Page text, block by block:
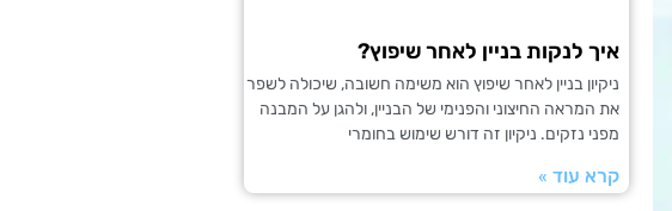
איך לנקות בניין לאחר שיפוץ?
ניקיון בניין לאחר שיפוץ הוא משימה חשובה, שיכולה לשפר
את המראה החיצוני והפנימי של הבניין, ולהגן על המבנה
מפני נזקים. ניקיון זה דורש שימוש בחומרי
קרא עוד »